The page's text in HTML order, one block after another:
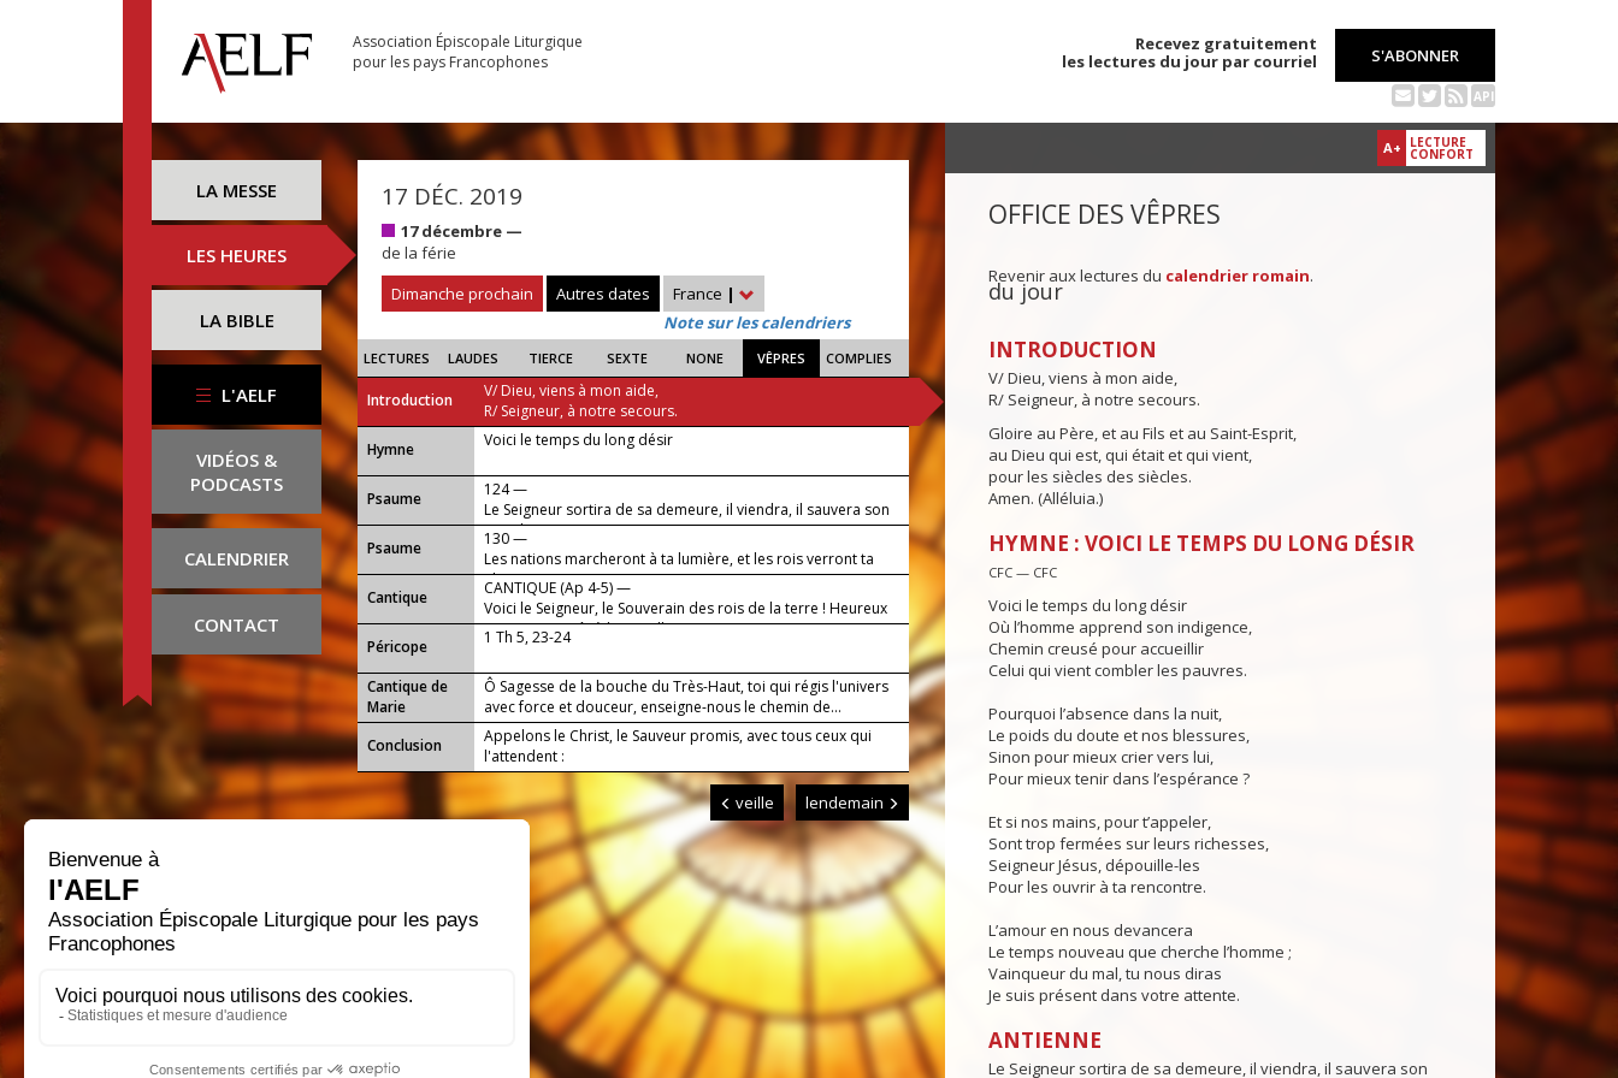
Association Épiscopale Liturgique
pour les pays Francophones
Recevez gratuitement
les lectures du jour par courriel
S'ABONNER
API
LA MESSE
LES HEURES
LA BIBLE
L'AELF
VIDÉOS &
PODCASTS
CALENDRIER
CONTACT
17 DÉC. 2019
17 décembre —
de la férie
Dimanche prochain
Autres dates France |
Note sur les calendriers
LECTURES LAUDES TIERCE SEXTE NONE VÊPRES COMPLIES
Introduction
V/ Dieu, viens à mon aide,
R/ Seigneur, à notre secours.
...
Hymne Voici le temps du long désir
Psaume
124 —
Le Seigneur sortira de sa demeure, il viendra, il sauvera son
peuple.
Psaume
130 —
Les nations marcheront à ta lumière, et les rois verront ta
gloire.
Cantique
CANTIQUE (Ap 4-5) —
Voici le Seigneur, le Souverain des rois de la terre ! Heureux
qui se tient prêt à l'accueillir !
Péricope
1 Th 5, 23-24
Cantique de
Marie
Ô Sagesse de la bouche du Très-Haut, toi qui régis l'univers
avec force et douceur, enseigne-nous le chemin de...
Conclusion
Appelons le Christ, le Sauveur promis, avec tous ceux qui
l'attendent :
veille lendemain
A+ LECTURE
CONFORT
OFFICE DES VÊPRES
Revenir aux lectures du calendrier romain.
du jour
INTRODUCTION
V/ Dieu, viens à mon aide,
R/ Seigneur, à notre secours.
Gloire au Père, et au Fils et au Saint-Esprit,
au Dieu qui est, qui était et qui vient,
pour les siècles des siècles.
Amen. (Alléluia.)
HYMNE : VOICI LE TEMPS DU LONG DÉSIR
CFC — CFC
Voici le temps du long désir
Où l’homme apprend son indigence,
Chemin creusé pour accueillir
Celui qui vient combler les pauvres.
Pourquoi l’absence dans la nuit,
Le poids du doute et nos blessures,
Sinon pour mieux crier vers lui,
Pour mieux tenir dans l’espérance ?
Et si nos mains, pour t’appeler,
Sont trop fermées sur leurs richesses,
Seigneur Jésus, dépouille-les
Pour les ouvrir à ta rencontre.
L’amour en nous devancera
Le temps nouveau que cherche l’homme ;
Vainqueur du mal, tu nous diras
Je suis présent dans votre attente.
ANTIENNE
Le Seigneur sortira de sa demeure, il viendra, il sauvera son